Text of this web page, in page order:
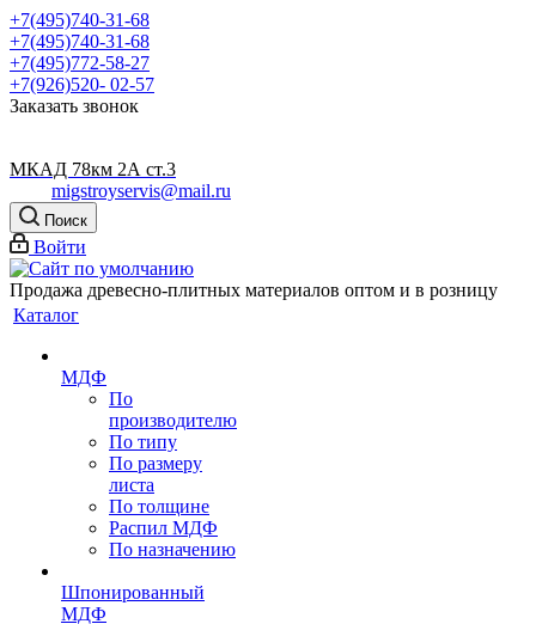
+7(495)740-31-68
+7(495)740-31-68
+7(495)772-58-27
+7(926)520- 02-57
Заказать звонок
МКАД 78км 2А ст.3
migstroyservis@mail.ru
Поиск
Войти
Продажа древесно-плитных материалов оптом и в розницу
Каталог
МДФ
По
производителю
По типу
По размеру
листа
По толщине
Распил МДФ
По назначению
Шпонированный
МДФ